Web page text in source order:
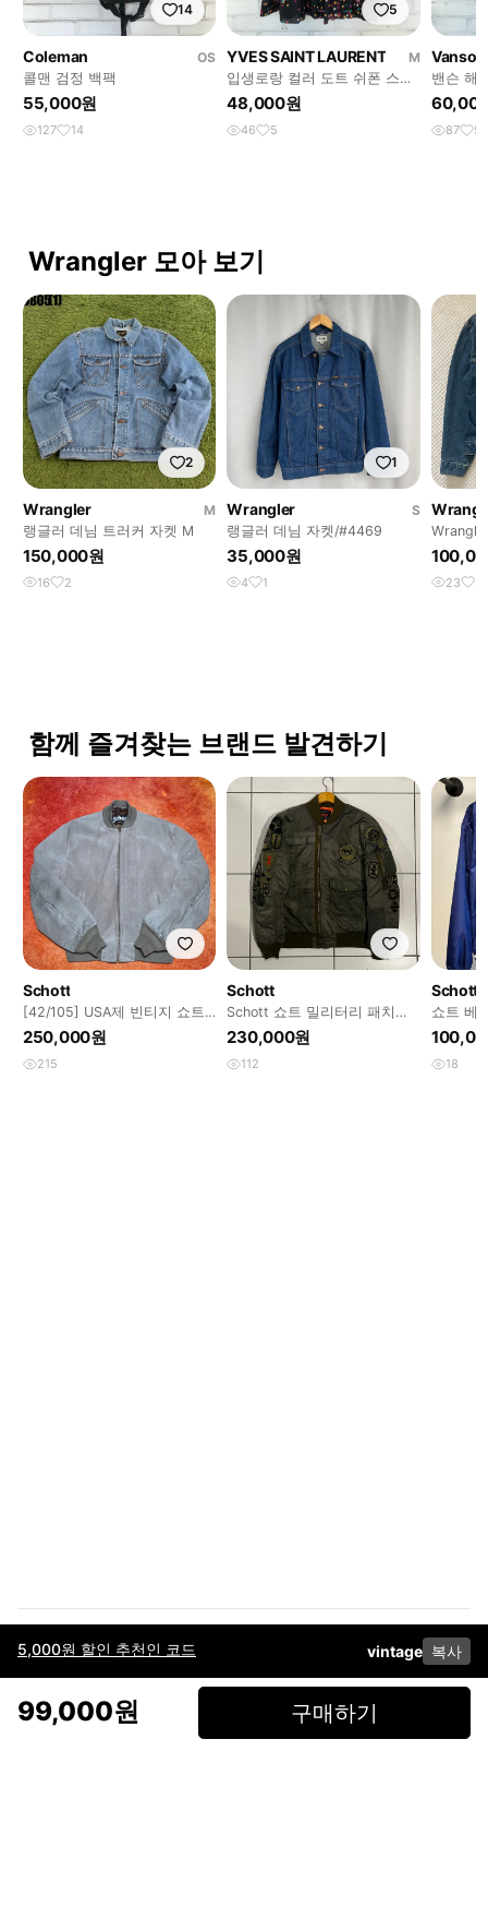
5,000원 할인 추천인 코드 vintage 복사
99,000원 구매하기
14
Coleman
OS
콜맨 검정 백팩
55,000원
127 14
5
YVES SAINT LAURENT
M
입생로랑 컬러 도트 쉬폰 스커
트
48,000원
46 5
밴슨 해
87 5
Wrangler 모아 보기
2
Wrangler
M
랭글러 데님 트러커 자켓 M
150,000원
16 2
1
Wrangler
S
랭글러 데님 자켓/#4469
35,000원
4 1
데님 트
23 2
함께 즐겨찾는 브랜드 발견하기
Schott
[42/105] USA제 빈티지 쇼트
(Schott) 327 스웨이드 MA
250,000원
215
Schott
Schott 쇼트 밀리터리 패치워
크 ma-1 자켓
230,000원
112
Schott
쇼트 베
켓
18
이용약관고객센터판매개인정보 처리방침사업자 정보다운로드
페이스북